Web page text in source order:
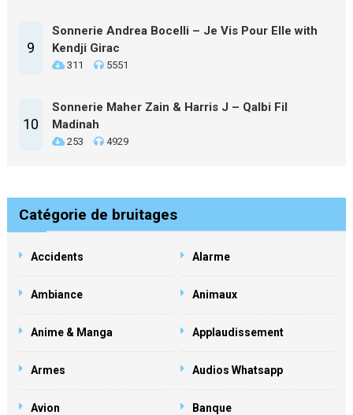
9
Sonnerie Andrea Bocelli – Je Vis Pour Elle with
Kendji Girac
311 5551
10
Sonnerie Maher Zain & Harris J – Qalbi Fil
Madinah
253 4929
Catégorie de bruitages
Accidents Alarme
Ambiance Animaux
Anime & Manga Applaudissement
Armes Audios Whatsapp
Avion Banque